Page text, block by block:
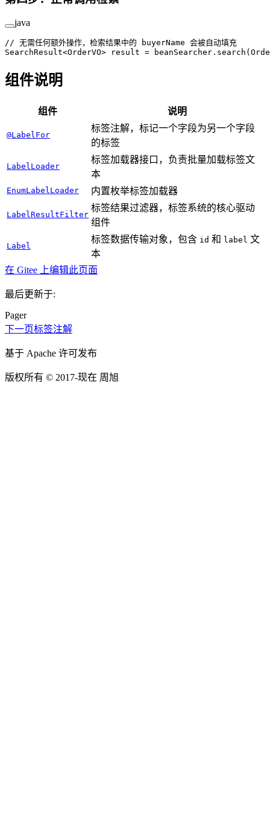
java
// 无需任何额外操作，检索结果中的 buyerName 会被自动填充
SearchResult<OrderVO> result = beanSearcher. search
组件说明
组件 说明
@LabelFor
标签注解，标记一个字段为另一个字段
的标签
LabelLoader
标签加载器接口，负责批量加载标签文
本
EnumLabelLoader 内置枚举标签加载器
LabelResultFilter
标签结果过滤器，标签系统的核心驱动
组件
Label
标签数据传输对象，包含 id 和 label 文
本
在 Gitee 上编辑此页面
最后更新于:
Pager
下一页标签注解
基于 Apache 许可发布
版权所有 © 2017-现在 周旭